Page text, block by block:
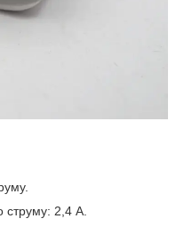
струму: 2,4 А.